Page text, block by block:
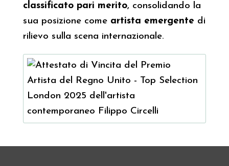
classificato pari merito, consolidando la
sua posizione come artista emergente di
rilievo sulla scena internazionale.